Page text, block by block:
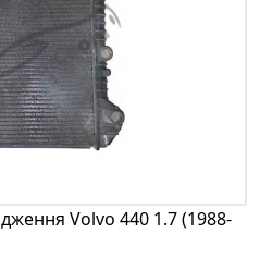
Volvo 440 1.7 (1988-